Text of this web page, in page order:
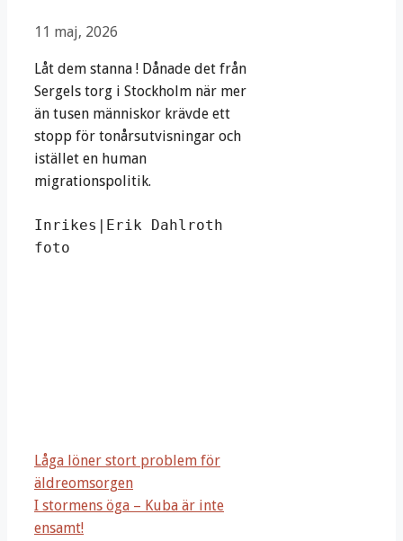
11 maj, 2026
Låt dem stanna ! Dånade det från
Sergels torg i Stockholm när mer
än tusen människor krävde ett
stopp för tonårsutvisningar och
istället en human
migrationspolitik.
Inrikes|Erik Dahlroth
foto
Låga löner stort problem för
äldreomsorgen
I stormens öga – Kuba är inte
ensamt!